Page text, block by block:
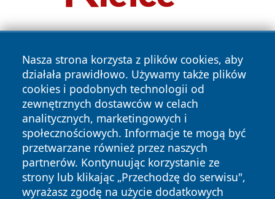
Nasza strona korzysta z plików cookies, aby
działała prawidłowo. Używamy także plików
cookies i podobnych technologii od
zewnętrznych dostawców w celach
analitycznych, marketingowych i
społecznościowych. Informacje te mogą być
przetwarzane również przez naszych
partnerów. Kontynuując korzystanie ze
strony lub klikając „Przechodzę do serwisu",
wyrażasz zgodę na użycie dodatkowych
Copyright © 2026 wiadomoscilublin.pl Wszystkie prawa
zastrzeżone.
News Autorzy
Polityka
Prywatności
Polityka
Cookies